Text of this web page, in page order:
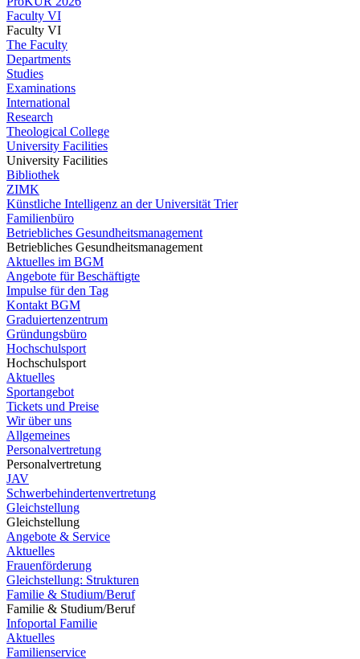
Faculty VI
Faculty VI
The Faculty
Departments
Studies
Examinations
International
Research
Theological College
University Facilities
University Facilities
Bibliothek
ZIMK
Künstliche Intelligenz an der Universität Trier
Familienbüro
Betriebliches Gesundheitsmanagement
Betriebliches Gesundheitsmanagement
Aktuelles im BGM
Angebote für Beschäftigte
Impulse für den Tag
Kontakt BGM
Graduiertenzentrum
Gründungsbüro
Hochschulsport
Hochschulsport
Aktuelles
Sportangebot
Tickets und Preise
Wir über uns
Allgemeines
Personalvertretung
Personalvertretung
JAV
Schwerbehindertenvertretung
Gleichstellung
Gleichstellung
Angebote & Service
Aktuelles
Frauenförderung
Gleichstellung: Strukturen
Familie & Studium/Beruf
Familie & Studium/Beruf
Infoportal Familie
Aktuelles
Familienservice